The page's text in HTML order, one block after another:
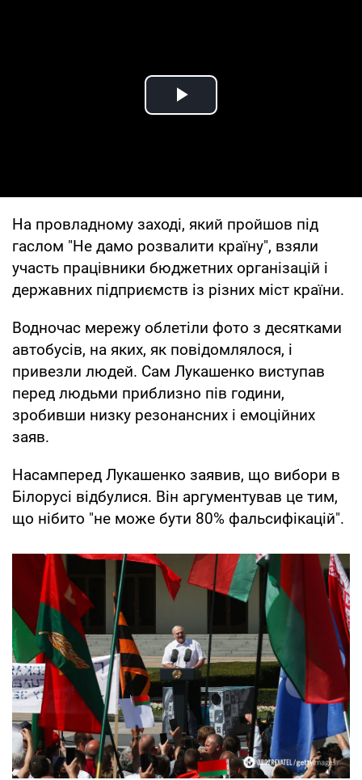
Play Video
На провладному заході, який пройшов під
гаслом "Не дамо розвалити країну", взяли
участь працівники бюджетних організацій і
державних підприємств із різних міст країни.
Водночас мережу облетіли фото з десятками
автобусів, на яких, як повідомлялося, і
привезли людей. Сам Лукашенко виступав
перед людьми приблизно пів години,
зробивши низку резонансних і емоційних
заяв.
Насамперед Лукашенко заявив, що вибори в
Білорусі відбулися. Він аргументував це тим,
що нібито "не може бути 80% фальсифікацій".